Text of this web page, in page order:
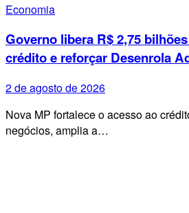
Economia
Governo libera R$ 2,75
crédito e reforçar Desenrola
2 de agosto de 2026
Nova MP fortalece o acesso ao
negócios, amplia a…